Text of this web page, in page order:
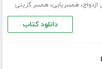
،همسریابی،همسر گزینی
دانلود کتاب